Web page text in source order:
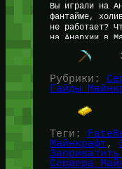
Вы играли на
фантайме,
не работает?
на Анархии в
Рубрики:
Гайды
Теги:
Майнкрафт,
Сервера